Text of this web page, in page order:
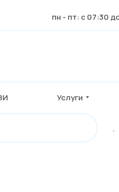
пн - пт: с 07:30
Услуги
,